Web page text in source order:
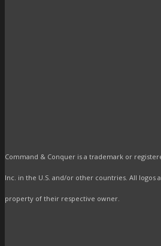
Command & Conquer is a trademark or
Inc. in the U.S. and/or other countries. All logos
property of their respective owner.